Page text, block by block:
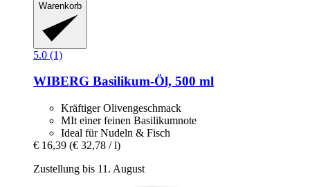
Warenkorb
5.0 (1)
WIBERG Basilikum-​Öl, 500 ml
Kräftiger Olivengeschmack
MIt einer feinen Basilikumnote
Ideal für Nudeln & Fisch
€ 16,39 (€ 32,78 / l)
Zustellung bis 11. August